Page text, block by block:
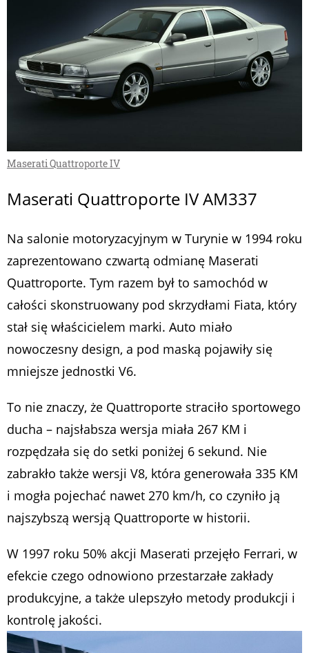
Maserati Quattroporte IV
Maserati Quattroporte IV AM337
Na salonie motoryzacyjnym w Turynie w 1994 roku
zaprezentowano czwartą odmianę Maserati
Quattroporte. Tym razem był to samochód w
całości skonstruowany pod skrzydłami Fiata, który
stał się właścicielem marki. Auto miało
nowoczesny design, a pod maską pojawiły się
mniejsze jednostki V6.
To nie znaczy, że Quattroporte straciło sportowego
ducha – najsłabsza wersja miała 267 KM i
rozpędzała się do setki poniżej 6 sekund. Nie
zabrakło także wersji V8, która generowała 335 KM
i mogła pojechać nawet 270 km/h, co czyniło ją
najszybszą wersją Quattroporte w historii.
W 1997 roku 50% akcji Maserati przejęło Ferrari, w
efekcie czego odnowiono przestarzałe zakłady
produkcyjne, a także ulepszyło metody produkcji i
kontrolę jakości.